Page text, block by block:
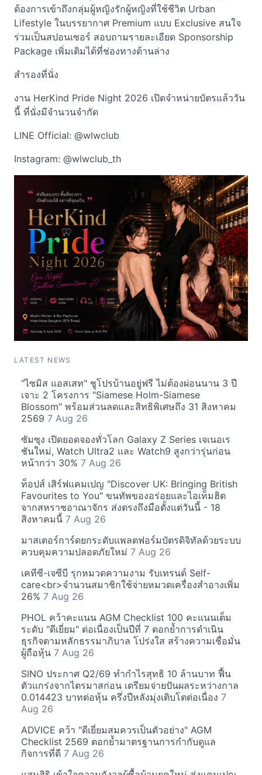
ต้องการเข้าถึงกลุ่มผู้หญิงรักผู้หญิงที่ใช้ชีวิต Urban
Lifestyle ในบรรยากาศ Premium แบบ Exclusive สนใจ
ร่วมเป็นสปอนเซอร์ สอบถามรายละเอียด Sponsorship
Package เพิ่มเติมได้ที่ช่องทางด้านล่าง
สำรองที่นั่ง
งาน HerKind Pride Night 2026 เปิดจำหน่ายบัตรแล้ววัน
นี้ ที่นั่งมีจำนวนจำกัด
LINE Official: @wlwclub
Instagram: @wlwclub_th
LATEST NEWS
"ไซมิส แอสเสท" ชูโปรบ้านอยู่ฟรี ไม่ต้องผ่อนนาน 3 ปี
เจาะ 2 โครงการ "Siamese Holm-Siamese
Blossom" พร้อมส่วนลดและสิทธิพิเศษถึง 31 สิงหาคม
2569 7 Aug 26
ซัมซุง เปิดยอดจองทั่วโลก Galaxy Z Series เจเนอเร
ชันใหม่, Watch Ultra2 และ Watch9 สูงกว่ารุ่นก่อน
หน้ากว่า 30% 7 Aug 26
ท็อปส์ เสิร์ฟแคมเปญ "Discover UK: Bringing British
Favourites to You" ขนทัพของอร่อยและไอเท็มฮิต
จากสหราชอาณาจักร ส่งตรงถึงมือตั้งแต่วันนี้ - 18
สิงหาคมนี้ 7 Aug 26
มาสเตอร์การ์ดยกระดับแพลตฟอร์มบัตรดิจิทัลด้วยระบบ
ควบคุมความปลอดภัยใหม่ 7 Aug 26
เคทีซี-เจซีบี รุกหมวดความงาม รับเทรนด์ Self-
care<br>จำนวนสมาชิกใช้จ่ายหมวดเครื่องสำอางเพิ่ม
26% 7 Aug 26
PHOL คว้าคะแนน AGM Checklist 100 คะแนนเต็ม
ระดับ "ดีเยี่ยม" ต่อเนื่องเป็นปีที่ 7 ตอกย้ำการดำเนิน
ธุรกิจตามหลักธรรมาภิบาล โปร่งใส สร้างความเชื่อมั่น
ผู้ถือหุ้น 7 Aug 26
SINO ประกาศ Q2/69 ทำกำไรสุทธิ 10 ล้านบาท ฟื้น
ตัวแกร่งจากไตรมาสก่อน เตรียมจ่ายปันผลระหว่างกาล
0.014423 บาทต่อหุ้น ครึ่งปีหลังมุ่งเติบโตต่อเนื่อง 7
Aug 26
ADVICE คว้า "ดีเยี่ยมสมควรเป็นตัวอย่าง" AGM
Checklist 2569 ตอกย้ำมาตรฐานการกำกับดูแล
กิจการที่ดี 7 Aug 26